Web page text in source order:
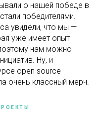
о нашей победе в
победителями.
увидели, что мы —
уже имеет опыт
нам можно
Ну, и
open source
очень классный мерч.